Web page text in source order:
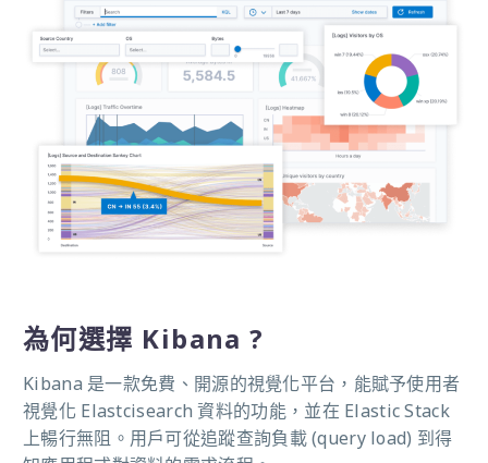
為何選擇 Kibana ?
Kibana 是一款免費、開源的視覺化平台，能賦予使用者
視覺化 Elastcisearch 資料的功能，並在 Elastic Stack
上暢行無阻。用戶可從追蹤查詢負載 (query load) 到得